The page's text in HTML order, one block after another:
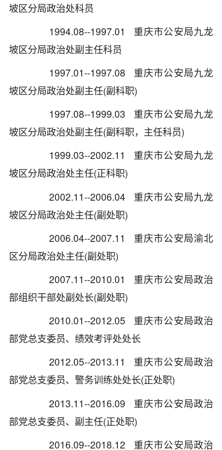
坡区分局政治处科员
1994.08--1997.01 重庆市公安局九龙
坡区分局政治处副主任科员
1997.01--1997.08 重庆市公安局九龙
坡区分局政治处副主任(副科职)
1997.08--1999.03 重庆市公安局九龙
坡区分局政治处副主任(副科职，主任科员)
1999.03--2002.11 重庆市公安局九龙
坡区分局政治处主任(正科职)
2002.11--2006.04 重庆市公安局九龙
坡区分局政治处主任(副处职)
2006.04--2007.11 重庆市公安局渝北
区分局政治处主任(副处职)
2007.11--2010.01 重庆市公安局政治
部组织干部处副处长(副处职)
2010.01--2012.05 重庆市公安局政治
部党总支委员、绩效考评处处长
2012.05--2013.11 重庆市公安局政治
部党总支委员、警务训练处处长(正处职)
2013.11--2016.09 重庆市公安局政治
部党总支委员、副主任(正处职)
2016.09--2018.12 重庆市公安局政治